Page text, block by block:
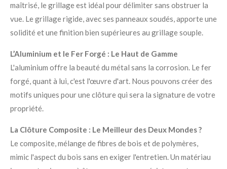
maîtrisé, le grillage est idéal pour délimiter sans obstruer la
vue. Le grillage rigide, avec ses panneaux soudés, apporte une
solidité et une finition bien supérieures au grillage souple.
L’Aluminium et le Fer Forgé : Le Haut de Gamme
L'aluminium offre la beauté du métal sans la corrosion. Le fer
forgé, quant à lui, c'est l'œuvre d'art. Nous pouvons créer des
motifs uniques pour une clôture qui sera la signature de votre
propriété.
La Clôture Composite : Le Meilleur des Deux Mondes ?
Le composite, mélange de fibres de bois et de polymères,
mimic l'aspect du bois sans en exiger l'entretien. Un matériau